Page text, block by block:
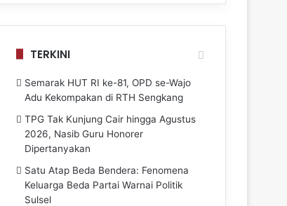
TERKINI
Semarak HUT RI ke-81, OPD se-Wajo
Adu Kekompakan di RTH Sengkang
TPG Tak Kunjung Cair hingga Agustus
2026, Nasib Guru Honorer
Dipertanyakan
Satu Atap Beda Bendera: Fenomena
Keluarga Beda Partai Warnai Politik
Sulsel